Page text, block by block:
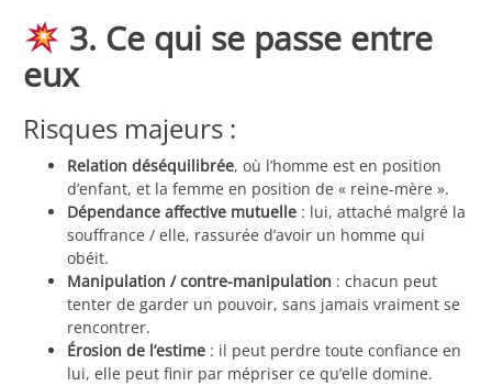
3. Ce qui se passe entre
eux
Risques majeurs :
Relation déséquilibrée, où l’homme est en position
d’enfant, et la femme en position de « reine-mère ».
Dépendance affective mutuelle : lui, attaché malgré la
souffrance / elle, rassurée d’avoir un homme qui
obéit.
Manipulation / contre-manipulation : chacun peut
tenter de garder un pouvoir, sans jamais vraiment se
rencontrer.
Érosion de l’estime : il peut perdre toute confiance en
lui, elle peut finir par mépriser ce qu’elle domine.